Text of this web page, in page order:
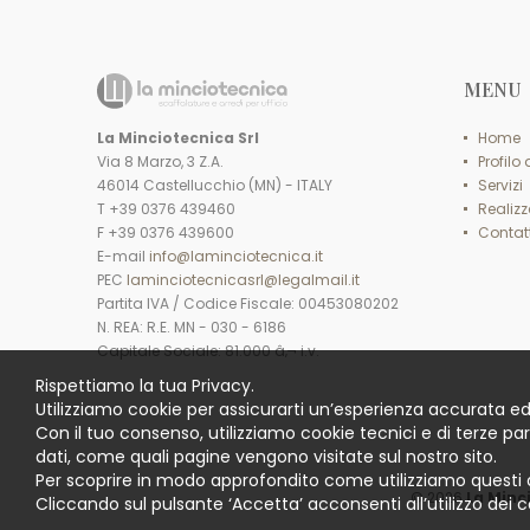
La Minciotecnica Srl
Via 8 Marzo, 3 Z.A.
46014 Castellucchio (MN) - ITALY
T +39 0376 439460
F +39 0376 439600
E-mail info@laminciotecnica.it
PEC laminciotecnicasrl@legalmail.it
Partita IVA / Codice Fiscale: 00453080202
N. REA: R.E. MN - 030 - 6186
Capitale Sociale: 81.000 â‚¬ i.v.
MENU
Home
Profilo
Servizi
© 2026La
Rispettiamo la tua Privacy.
Utilizziamo cookie per assicurarti un’esperienza accurata
Con il tuo consenso, utilizziamo cookie tecnici e di terze
dati, come quali pagine vengono visitate sul nostro sito.
Per scoprire in modo approfondito come utilizziamo questi
Cliccando sul pulsante ‘Accetta’ acconsenti all’utilizzo dei